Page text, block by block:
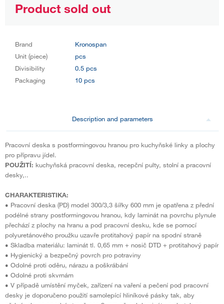
Product sold out
Brand
Kronospan
Unit (piece)
pcs
Divisibility
0.5 pcs
Packaging
10 pcs
Description and parameters
Pracovní deska s postformingovou hranou pro kuchyňské linky a plochy
pro přípravu jídel.
POUŽITÍ: kuchyňská pracovní deska, recepční pulty, stolní a pracovní
desky,..
CHARAKTERISTIKA:
• Pracovní deska (PD) model 300/3,3 šířky 600 mm je opatřena z přední
podélné strany postformingovou hranou, kdy laminát na povrchu plynule
přechází z plochy na hranu a pod pracovní desku, kde se pomocí
polyuretánového proužku uzavře protitahový papír na spodní straně
• Skladba materiálu: laminát tl. 0,65 mm + nosič DTD + protitahový papír
• Hygienický a bezpečný povrch pro potraviny
• Odolné proti oděru, nárazu a poškrábání
• Odolné proti skvrnám
• V případě umístění myček, zařízení na vaření a pečení pod pracovní
desky je doporučeno použití samolepící hliníkové pásky tak, aby